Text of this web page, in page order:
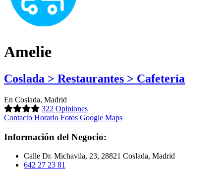
Amelie
Coslada > Restaurantes > Cafetería
En Coslada, Madrid
322 Opiniones
Contacto Horario Fotos Google Maps
Información del Negocio:
Calle Dr. Michavila, 23, 28821 Coslada, Madrid
642 27 23 81